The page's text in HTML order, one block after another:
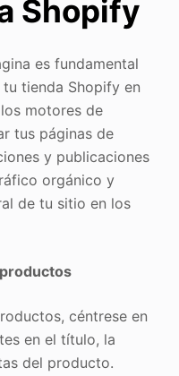
Shopify
es fundamental
tienda Shopify en
motores de
tus páginas de
y publicaciones
orgánico y
de tu sitio en los
céntrese en
en el título, la
del producto.